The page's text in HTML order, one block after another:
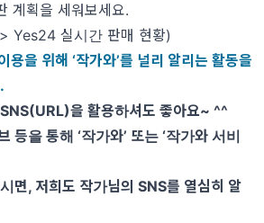
계획을 세워보세요.
Yes24 실시간 판매 현황)
용을 위해 ‘작가와’를 널리 알리는 활동을
을 활용하셔도 좋아요~ ^^
등을 통해 ‘작가와’ 또는 ‘작가와 서비
면, 저희도 작가님의 SNS를 열심히 알